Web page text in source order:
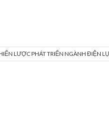
LƯỢC PHÁT TRIỂN NGÀNH ĐIỆN